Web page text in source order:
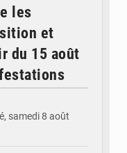
les
et
du 15 août
samedi 8 août